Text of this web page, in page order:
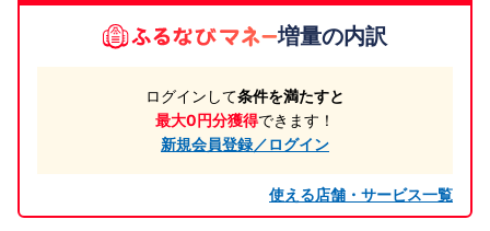
増量の内訳
ログインして条件を満たすと
最大0円分獲得できます！
新規会員登録／ログイン
使える店舗・サービス一覧